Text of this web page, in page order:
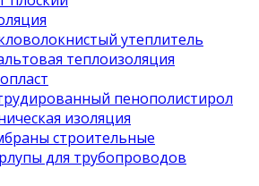
утеплитель
теплоизоляция
пенополистирол
изоляция
строительные
для трубопроводов